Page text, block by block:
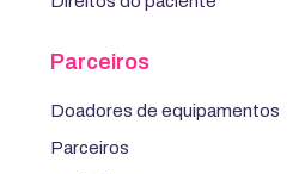
Parceiros
Doadores de equipamentos
Parceiros